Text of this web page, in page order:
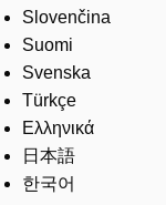
Slovenčina
Suomi
Svenska
Türkçe
Ελληνικά
日本語
한국어